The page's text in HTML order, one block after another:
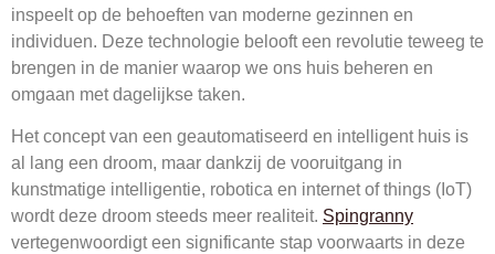
inspeelt op de behoeften van moderne gezinnen en
individuen. Deze technologie belooft een revolutie teweeg te
brengen in de manier waarop we ons huis beheren en
omgaan met dagelijkse taken.
Het concept van een geautomatiseerd en intelligent huis is
al lang een droom, maar dankzij de vooruitgang in
kunstmatige intelligentie, robotica en internet of things (IoT)
wordt deze droom steeds meer realiteit. Spingranny
vertegenwoordigt een significante stap voorwaarts in deze